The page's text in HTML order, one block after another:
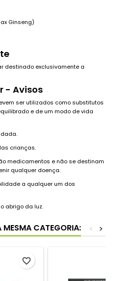
Ginseng)
destinado exclusivamente a
- Avisos
ser utilizados como substitutos
e de um modo de vida
crianças.
medicamentos e não se destinam
qualquer doença.
a qualquer um dos
abrigo da luz.
MESMA CATEGORIA: >
<
favorite_border